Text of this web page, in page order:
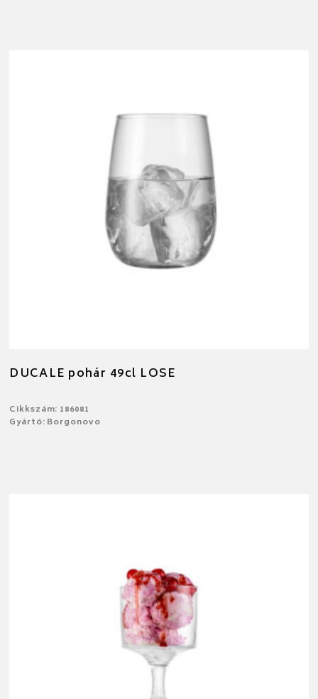
DUCALE pohár 49cl LOSE
Cikkszám: 186081
Gyártó: Borgonovo